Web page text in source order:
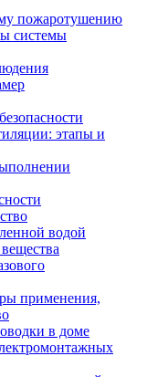
пожаротушению
системы
этапы и
водой
применения,
в доме